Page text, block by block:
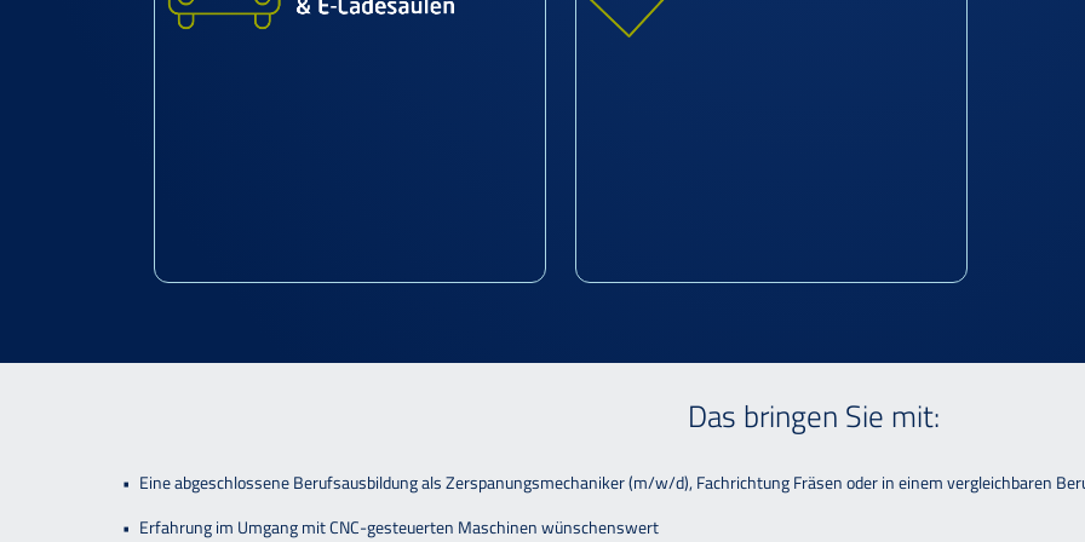
Das bringen Sie mit:
Eine abgeschlossene Berufsausbildung als Zerspanungsmechaniker (m/w/d), Fachrichtung Fräsen oder in einem vergleichbaren
Erfahrung im Umgang mit CNC-gesteuerten Maschinen wünschenswert